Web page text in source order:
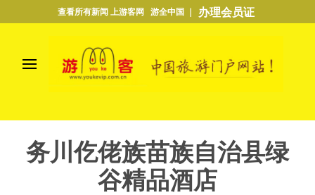
查看所有新闻 上游客网 游全中国 ｜ 办理会员证
务川仡佬族苗族自治县绿
谷精品酒店